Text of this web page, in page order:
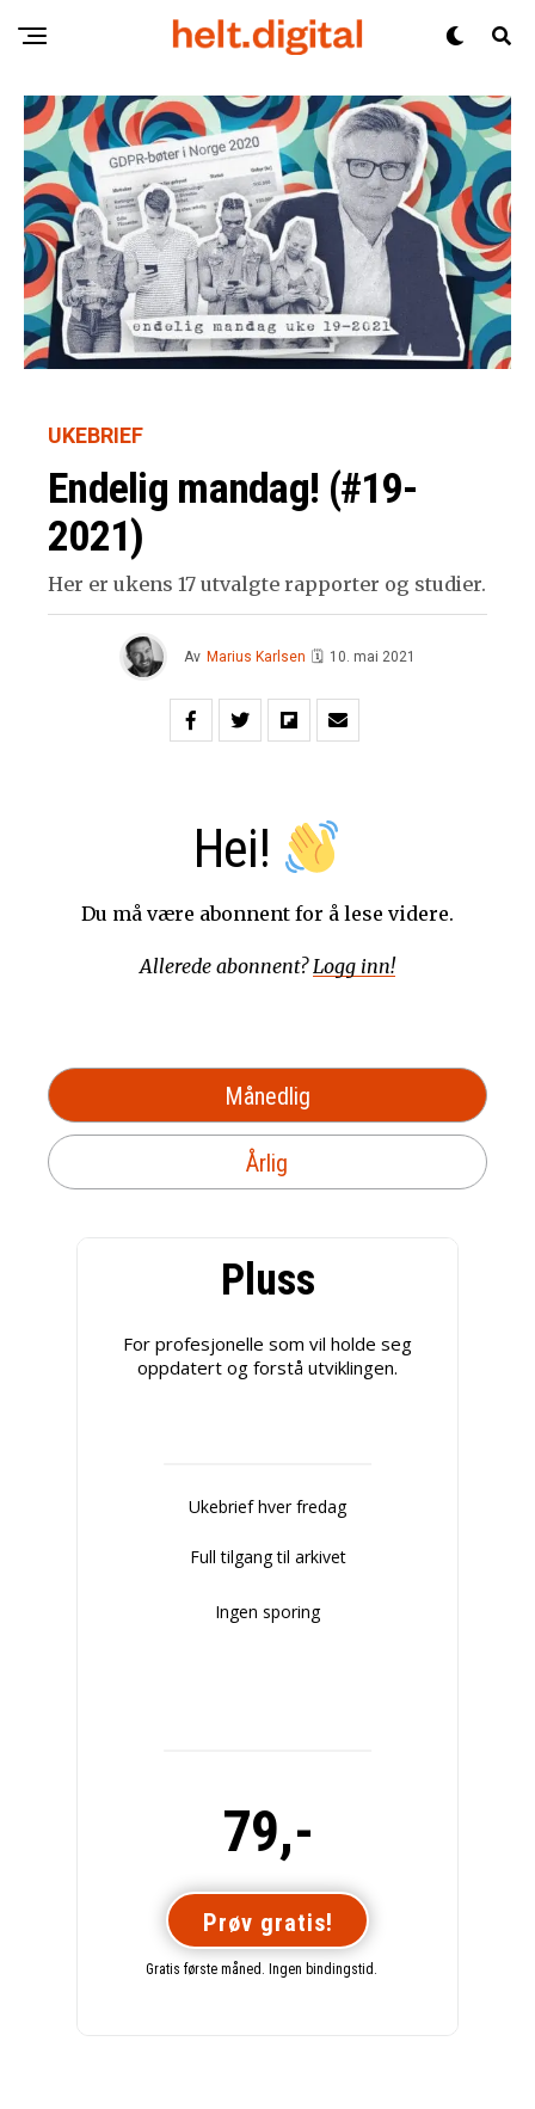
UKEBRIEF
Endelig mandag! (#19-
2021)
Her er ukens 17 utvalgte rapporter og studier.
Av Marius Karlsen 🗓 10. mai 2021
Hei!
Du må være abonnent for å lese videre.
Allerede abonnent?Logg inn!
Månedlig
Årlig
Pluss
For profesjonelle som vil holde seg
oppdatert og forstå utviklingen.
Ukebrief hver fredag
Full tilgang til arkivet
Ingen sporing
79,-
Prøv gratis!
Gratis første måned. Ingen bindingstid.